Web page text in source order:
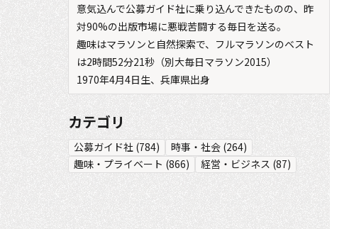
意気込んで公募ガイド社に乗り込んできたものの、昨
対90%の出版市場に悪戦苦闘する毎日を送る。
趣味はマラソンと自然探索で、フルマラソンのベスト
は2時間52分21秒（別大毎日マラソン2015）
1970年4月4日生、兵庫県出身
カテゴリ
公募ガイド社 (784) 時事・社会 (264)
趣味・プライベート (866) 経営・ビジネス (87)